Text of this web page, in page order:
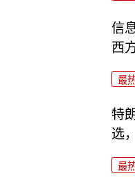
信
西
最
特
选
最